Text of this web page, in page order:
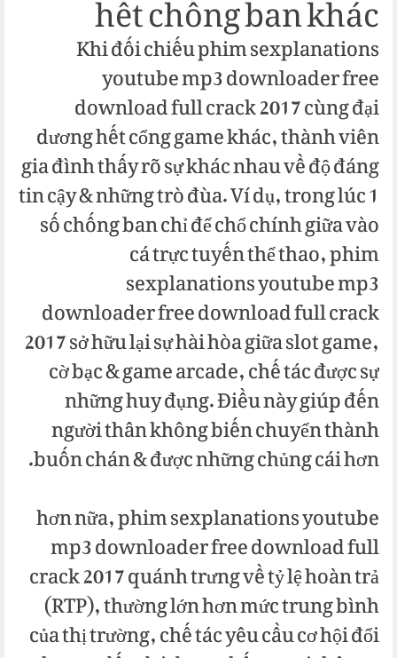
Khi đối chiếu phim sexplanations
youtube mp3 downloader free
download full crack 2017 cùng đại
dương hết cổng game khác, thành viên
gia đình thấy rõ sự khác nhau về độ đáng
tin cậy & những trò đùa. Ví dụ, trong lúc 1
số chống ban chỉ để chổ chính giữa vào
cá trực tuyến thể thao, phim
sexplanations youtube mp3
downloader free download full crack
2017 sở hữu lại sự hài hòa giữa slot game,
cờ bạc & game arcade, chế tác được sự
những huy đụng. Điều này giúp đến
người thân không biến chuyển thành
buốn chán & được những chủng cái hơn.
hơn nữa, phim sexplanations youtube
mp3 downloader free download full
crack 2017 quánh trưng về tỷ lệ hoàn trả
(RTP), thường lớn hơn mức trung bình
của thị trường, chế tác yêu cầu cơ hội đổi